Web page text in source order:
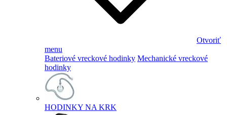
Otvoriť
menu
Bateriové vreckové hodinky Mechanické vreckové
hodinky
HODINKY NA KRK